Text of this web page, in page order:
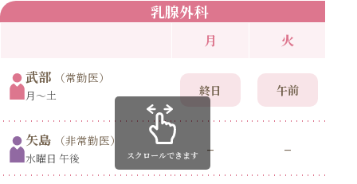
乳腺外科
月
火
武部
（常勤医）
月〜土 終日 午前
矢島 （非常勤医）
水曜日 午後
– –
スクロールできます